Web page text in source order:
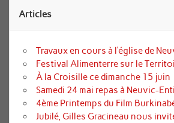
Articles
Travaux en cours à l’église de
Festival Alimenterre sur le
À la Croisille ce dimanche 15 juin
Samedi 24 mai repas à Neuvic-
4ème Printemps du Film
Jubilé, Gilles Gracineau nous